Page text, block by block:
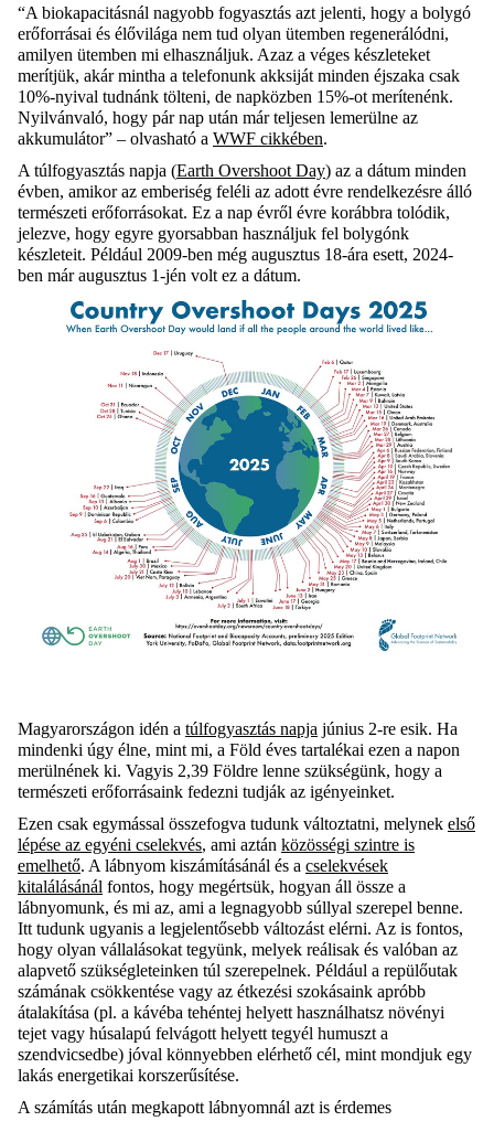
“A biokapacitásnál nagyobb fogyasztás azt jelenti, hogy a bolygó
erőforrásai és élővilága nem tud olyan ütemben regenerálódni,
amilyen ütemben mi elhasználjuk. Azaz a véges készleteket
merítjük, akár mintha a telefonunk akksiját minden éjszaka csak
10%-nyival tudnánk tölteni, de napközben 15%-ot merítenénk.
Nyilvánvaló, hogy pár nap után már teljesen lemerülne az
akkumulátor” – olvasható a WWF cikkében.
A túlfogyasztás napja (Earth Overshoot Day) az a dátum minden
évben, amikor az emberiség feléli az adott évre rendelkezésre álló
természeti erőforrásokat. Ez a nap évről évre korábbra tolódik,
jelezve, hogy egyre gyorsabban használjuk fel bolygónk
készleteit. Például 2009-ben még augusztus 18-ára esett, 2024-
ben már augusztus 1-jén volt ez a dátum.
Magyarországon idén a túlfogyasztás napja június 2-re esik. Ha
mindenki úgy élne, mint mi, a Föld éves tartalékai ezen a napon
merülnének ki. Vagyis 2,39 Földre lenne szükségünk, hogy a
természeti erőforrásaink fedezni tudják az igényeinket.
Ezen csak egymással összefogva tudunk változtatni, melynek első
lépése az egyéni cselekvés, ami aztán közösségi szintre is
emelhető. A lábnyom kiszámításánál és a cselekvések
kitalálásánál fontos, hogy megértsük, hogyan áll össze a
lábnyomunk, és mi az, ami a legnagyobb súllyal szerepel benne.
Itt tudunk ugyanis a legjelentősebb változást elérni. Az is fontos,
hogy olyan vállalásokat tegyünk, melyek reálisak és valóban az
alapvető szükségleteinken túl szerepelnek. Például a repülőutak
számának csökkentése vagy az étkezési szokásaink apróbb
átalakítása (pl. a kávéba tehéntej helyett használhatsz növényi
tejet vagy húsalapú felvágott helyett tegyél humuszt a
szendvicsedbe) jóval könnyebben elérhető cél, mint mondjuk egy
lakás energetikai korszerűsítése.
A számítás után megkapott lábnyomnál azt is érdemes